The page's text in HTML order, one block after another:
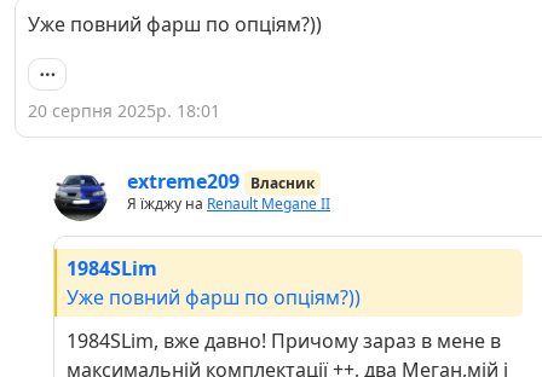
Уже повний фарш по опціям?))
20 серпня 2025р. 18:01
extreme209 Власник
Я їжджу на Renault Megane II
1984SLim
Уже повний фарш по опціям?))
1984SLim, вже давно! Причому зараз в мене в
максимальній комплектації ++, два Меган,мій і